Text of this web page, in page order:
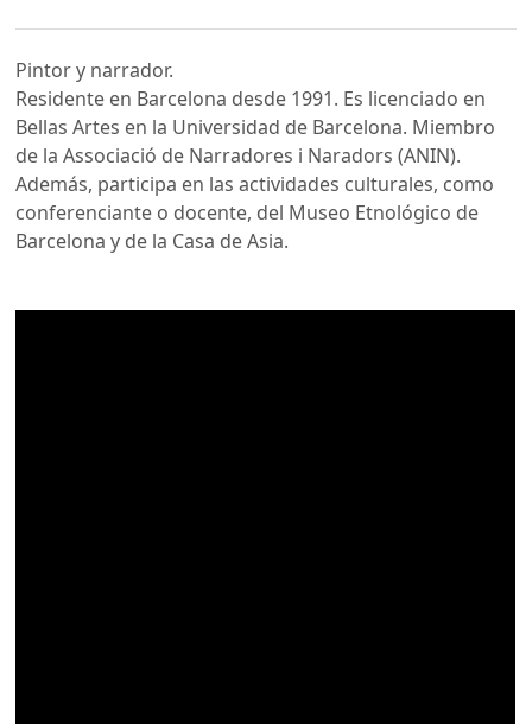
Pintor y narrador.
Residente en Barcelona desde 1991. Es licenciado en
Bellas Artes en la Universidad de Barcelona. Miembro
de la Associació de Narradores i Naradors (ANIN).
Además, participa en las actividades culturales, como
conferenciante o docente, del Museo Etnológico de
Barcelona y de la Casa de Asia.